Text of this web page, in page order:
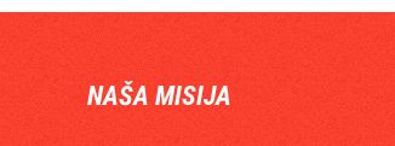
NAŠA MISIJA